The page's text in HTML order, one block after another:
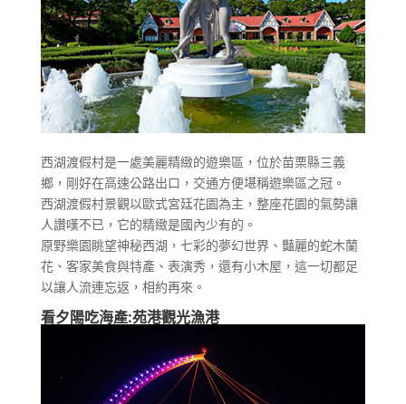
西湖渡假村是一處美麗精緻的遊樂區，位於苗栗縣三義
鄉，剛好在高速公路出口，交通方便堪稱遊樂區之冠。
西湖渡假村景觀以歐式宮廷花園為主，整座花園的氣勢讓
人讚嘆不已，它的精緻是國內少有的。
原野樂園眺望神秘西湖，七彩的夢幻世界、豔麗的蛇木蘭
花、客家美食與特產、表演秀，還有小木屋，這一切都足
以讓人流連忘返，相約再來。
看夕陽吃海產:苑港觀光漁港